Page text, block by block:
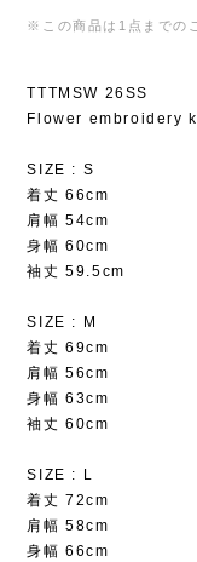
※この商品は1点までの
TTTMSW 26SS
Flower embroidery
SIZE : S
着丈 66cm
肩幅 54cm
身幅 60cm
袖丈 59.5cm
SIZE : M
着丈 69cm
肩幅 56cm
身幅 63cm
袖丈 60cm
SIZE : L
着丈 72cm
肩幅 58cm
身幅 66cm